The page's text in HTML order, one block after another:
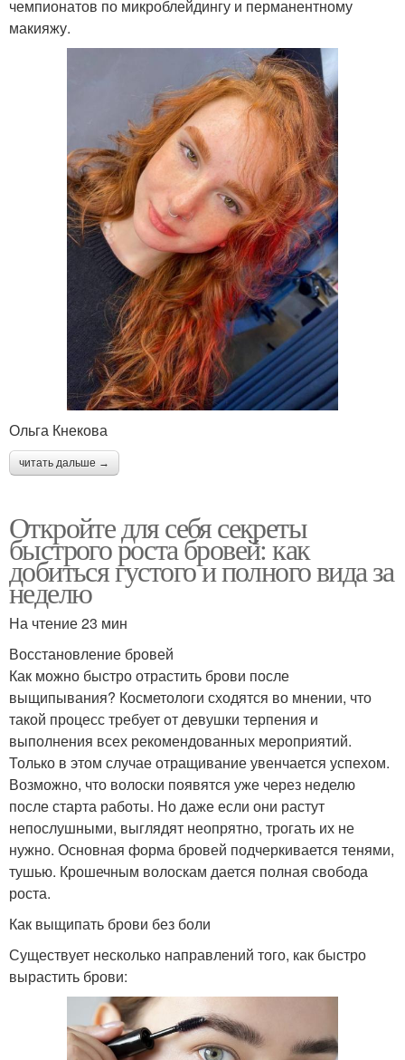
чемпионатов по микроблейдингу и перманентному
макияжу.
Ольга Кнекова
читать дальше →
Откройте для себя секреты
быстрого роста бровей: как
добиться густого и полного вида за
неделю
На чтение 23 мин
Восстановление бровей
Как можно быстро отрастить брови после
выщипывания? Косметологи сходятся во мнении, что
такой процесс требует от девушки терпения и
выполнения всех рекомендованных мероприятий.
Только в этом случае отращивание увенчается успехом.
Возможно, что волоски появятся уже через неделю
после старта работы. Но даже если они растут
непослушными, выглядят неопрятно, трогать их не
нужно. Основная форма бровей подчеркивается тенями,
тушью. Крошечным волоскам дается полная свобода
роста.
Как выщипать брови без боли
Существует несколько направлений того, как быстро
вырастить брови: